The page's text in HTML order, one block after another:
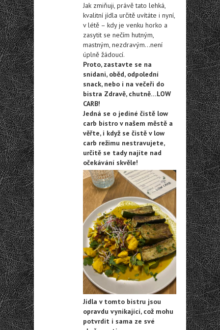
Jak zmiňuji, právě tato lehká,
kvalitní jídla určitě uvítáte i nyní,
v létě – kdy je venku horko a
zasytit se nečím hutným,
mastným, nezdravým…není
úplně žádoucí.
Proto, zastavte se na
snídani, oběd, odpolední
snack, nebo i na večeři do
bistra Zdravě, chutně…LOW
CARB!
Jedná se o jediné čistě low
carb bistro v našem městě a
věřte, i když se čistě v low
carb režimu nestravujete,
určitě se tady najíte nad
očekávání skvěle!
Jídla v tomto bistru jsou
opravdu vynikající, což mohu
potvrdit i sama ze své